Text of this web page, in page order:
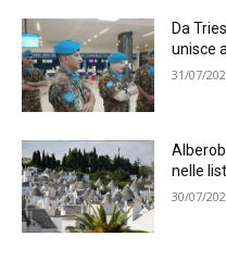
Da
unisce
31/07/
nelle
30/07/